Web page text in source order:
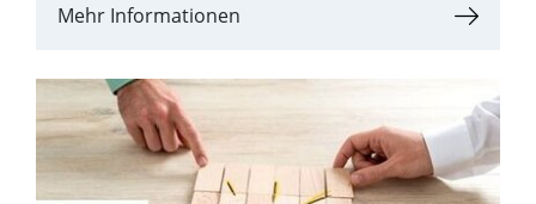
Mehr Informationen